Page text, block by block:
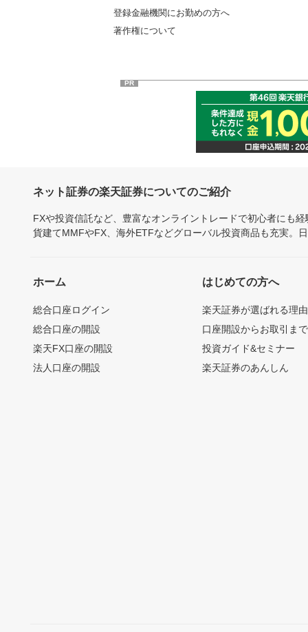
登録金融機関にお勤めの方へ
著作権について
PR
ネット証券の楽天証券についてのご紹介
FXや投資信託など、豊富なオンライントレードで初心者にも
貨建てMMFやFX、海外ETFなどグローバル投資商品も充実。
ホーム
総合口座ログイン
総合口座の開設
楽天FX口座の開設
法人口座の開設
はじめての方へ
楽天証券が選ばれる理由
口座開設からお取引ま
投資ガイド&セミナー
楽天証券のあんしん